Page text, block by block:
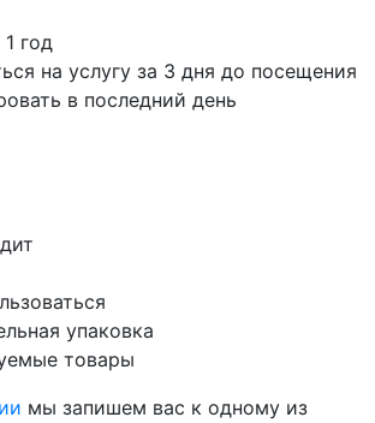
год
на услугу за 3 дня до посещения
в последний день
упаковка
товары
мы запишем вас к одному из